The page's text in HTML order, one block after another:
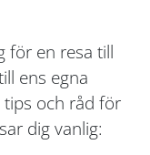
för en resa till
ens egna
och råd för
dig vanlig: